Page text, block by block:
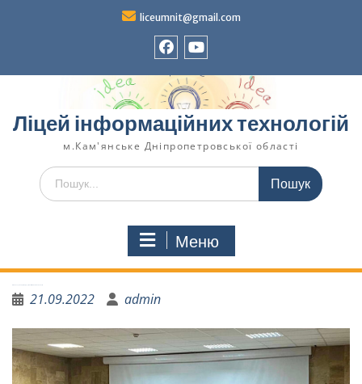
liceumnit@gmail.com
Ліцей інформаційних технологій
м.Кам'янське Дніпропетровської області
Меню
21.09.2022 admin